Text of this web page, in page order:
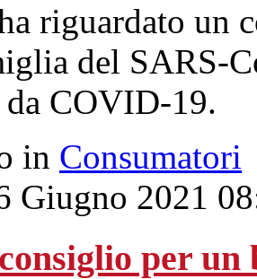
riguardato un
del SARS-
da COVID-19.
in Consumatori
Giugno 2021
per un